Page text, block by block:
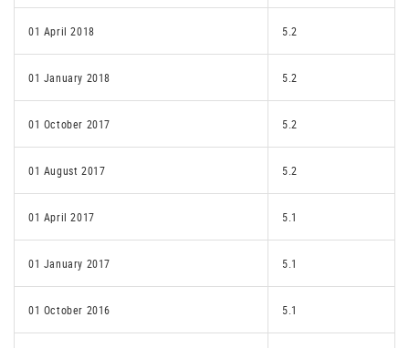
01 April 2018 5.2
01 January 2018 5.2
01 October 2017 5.2
01 August 2017 5.2
01 April 2017 5.1
01 January 2017 5.1
01 October 2016 5.1